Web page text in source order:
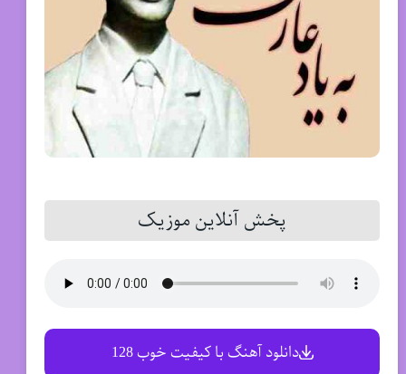
پخش آنلاین موزیک
دانلود آهنگ با کیفیت خوب 128